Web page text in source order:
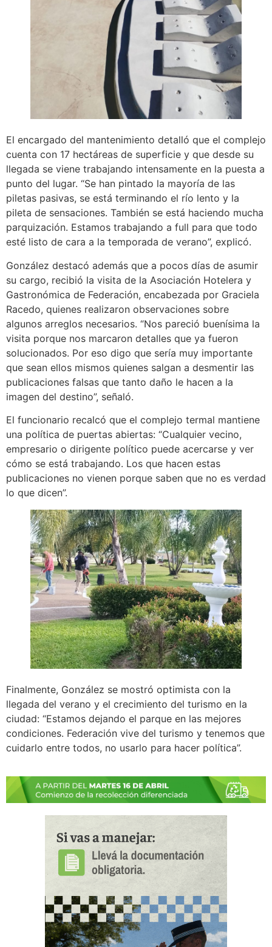
El encargado del mantenimiento detalló que el complejo
cuenta con 17 hectáreas de superficie y que desde su
llegada se viene trabajando intensamente en la puesta a
punto del lugar. “Se han pintado la mayoría de las
piletas pasivas, se está terminando el río lento y la
pileta de sensaciones. También se está haciendo mucha
parquización. Estamos trabajando a full para que todo
esté listo de cara a la temporada de verano”, explicó.
González destacó además que a pocos días de asumir
su cargo, recibió la visita de la Asociación Hotelera y
Gastronómica de Federación, encabezada por Graciela
Racedo, quienes realizaron observaciones sobre
algunos arreglos necesarios. “Nos pareció buenísima la
visita porque nos marcaron detalles que ya fueron
solucionados. Por eso digo que sería muy importante
que sean ellos mismos quienes salgan a desmentir las
publicaciones falsas que tanto daño le hacen a la
imagen del destino”, señaló.
El funcionario recalcó que el complejo termal mantiene
una política de puertas abiertas: “Cualquier vecino,
empresario o dirigente político puede acercarse y ver
cómo se está trabajando. Los que hacen estas
publicaciones no vienen porque saben que no es verdad
lo que dicen”.
Finalmente, González se mostró optimista con la
llegada del verano y el crecimiento del turismo en la
ciudad: “Estamos dejando el parque en las mejores
condiciones. Federación vive del turismo y tenemos que
cuidarlo entre todos, no usarlo para hacer política”.